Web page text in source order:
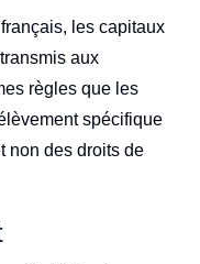
les capitaux
aux
règles que les
spécifique
non des droits de